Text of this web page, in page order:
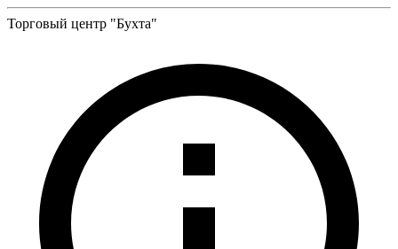
Торговый центр "Бухта"